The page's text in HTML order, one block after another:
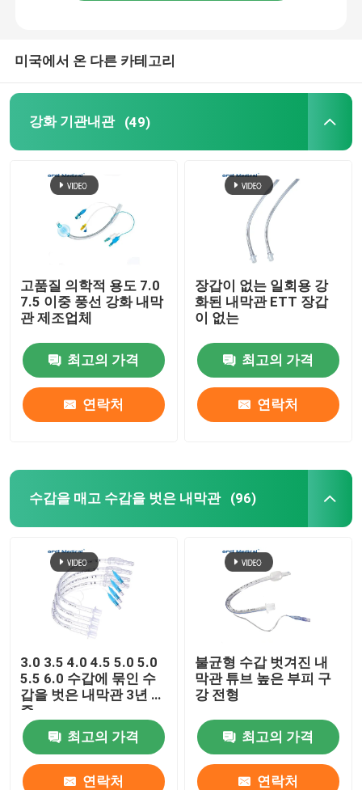
PVC 위관
기관절개관
미국에서 온 다른 카테고리
강화 기관내관 (49)
고품질 의학적 용도 7.0
7.5 이중 풍선 강화 내막
관 제조업체
최고의 가격
연락처
장갑이 없는 일회용 강
화된 내막관 ETT 장갑
이 없는
최고의 가격
연락처
수갑을 매고 수갑을 벗은 내막관 (96)
3.0 3.5 4.0 4.5 5.0 5.0
5.5 6.0 수갑에 묶인 수
갑을 벗은 내막관 3년 보
증
최고의 가격
연락처
불균형 수갑 벗겨진 내
막관 튜브 높은 부피 구
강 전형
최고의 가격
연락처